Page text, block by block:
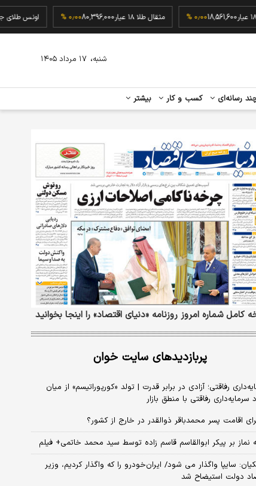
۱۸ عیار 18,561,600۰٫۰۰ % مثقال طلا ۱۸ عیار 80,396,000۰٫۰۰ % اونس
رسانه‌ای کسب و کار بیشتر
شنبه، ۱۷ مرداد ۱۴۰۵
کامل شماره امروز روزنامه «دنیای‌ اقتصاد» را اینجا بخوانید
پربازدیدهای سایت خوان
رفاقتی؛ آزادی در برابر قدرت | تولد «کورپوراتیسم» از میان
سرمایه‌داری رفاقتی با منطق بازار
اقامت پسر محمدباقر ذوالقدر در خارج از کشور؟
نماز بر پیکر ابوالقاسم قاسم زاده توسط سید محمد خاتمی+ فیلم
سایپا واگذار می شود/ ایران‌خودرو را که واگذار کردیم، وزیر
دولت استیضاح شد